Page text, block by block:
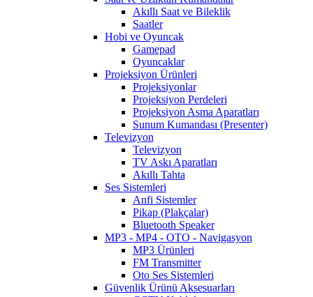
Akıllı Saat ve Bileklik
Saatler
Hobi ve Oyuncak
Gamepad
Oyuncaklar
Projeksiyon Ürünleri
Projeksiyonlar
Projeksiyon Perdeleri
Projeksiyon Asma Aparatları
Sunum Kumandası (Presenter)
Televizyon
Televizyon
TV Askı Aparatları
Akıllı Tahta
Ses Sistemleri
Anfi Sistemler
Pikap (Plakçalar)
Bluetooth Speaker
MP3 - MP4 - OTO - Navigasyon
MP3 Ürünleri
FM Transmitter
Oto Ses Sistemleri
Güvenlik Ürünü Aksesuarları